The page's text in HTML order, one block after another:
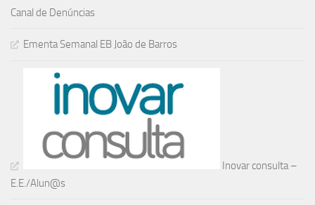
Canal de Denúncias
Ementa Semanal EB João de Barros
Inovar consulta –
E.E./Alun@s